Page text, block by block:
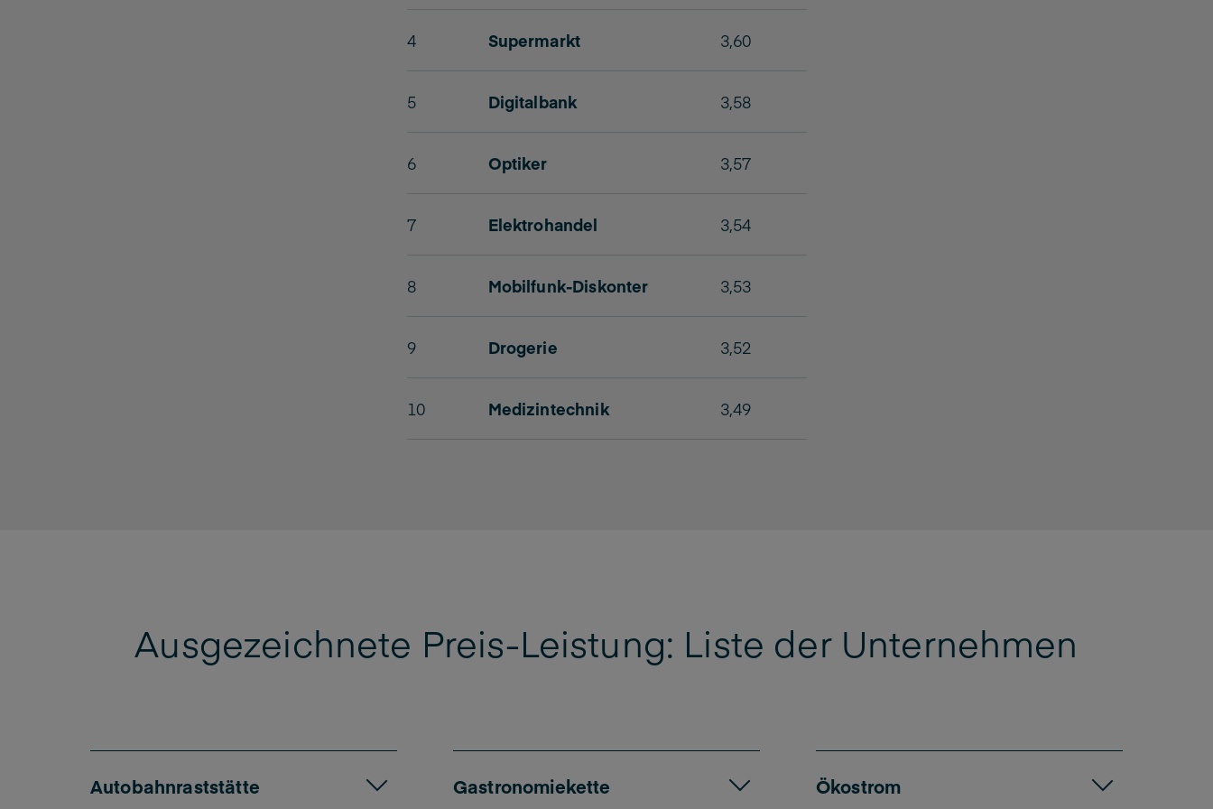
4 Supermarkt 3,60
5 Digitalbank 3,58
6 Optiker 3,57
7 Elektrohandel 3,54
8 Mobilfunk-Diskonter 3,53
9 Drogerie 3,52
10 Medizintechnik 3,49
Ausgezeichnete Preis-Leistung: Liste der Unternehmen
Autobahnraststätte Gastronomiekette Ökostrom